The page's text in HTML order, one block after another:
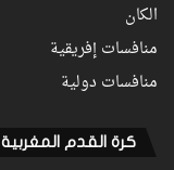
الكان
منافسات إفريقية
منافسات دولية
كرة القدم المغربية